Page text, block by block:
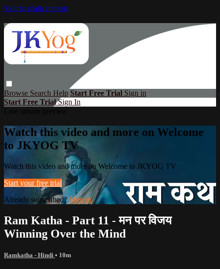
Skip to main content
Browse Search Help Start Free Trial Sign in
Start Free TrialSign In
Watch this video and more on Welcome
to JKYOG TV
Watch this video and more on Welcome to JKYOG TV
Start your free trial
Already subscribed?Sign in
Ram Katha - Part 11 - मन पर विजय
Winning Over the Mind
Ramkatha - Hindi • 10m